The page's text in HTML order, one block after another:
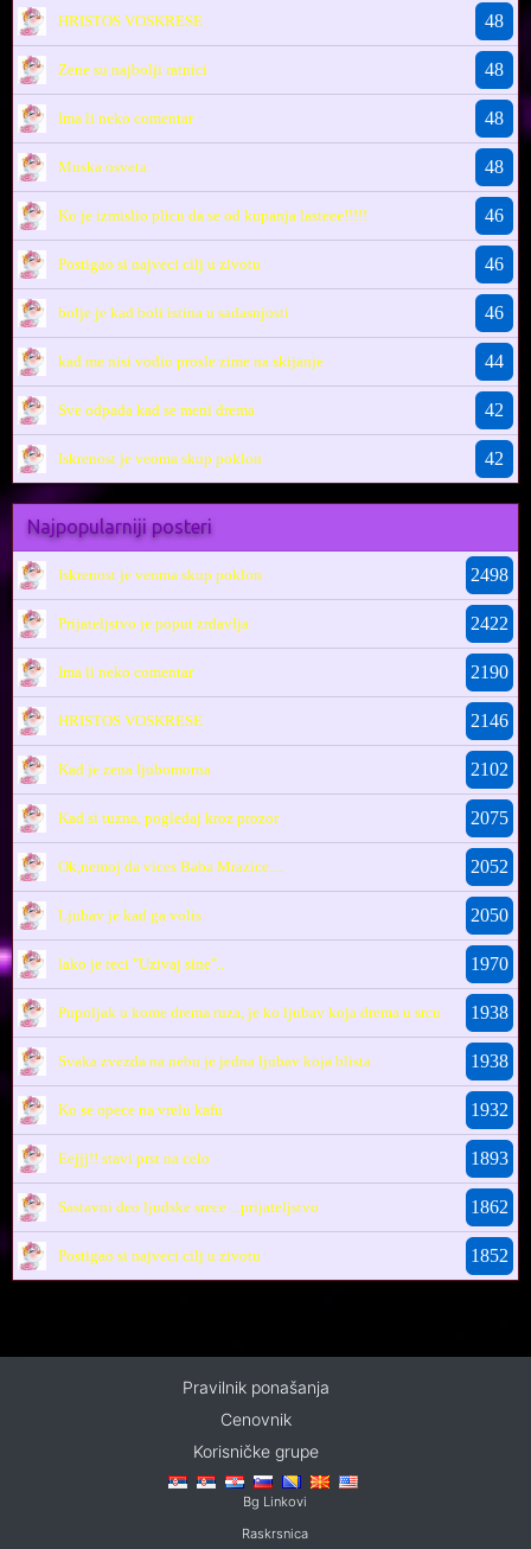
HRISTOS VOSKRESE 48
Zene su najbolji ratnici 48
Ima li neko comentar 48
Muska osveta. 48
Ko je izmislio plicu da se od kupanja lasteee!!!!! 46
Postigao si najveci cilj u zivotu 46
bolje je kad boli istina u sadasnjosti 46
kad me nisi vodio prosle zime na skijanje 44
Sve odpada kad se meni drema 42
Iskrenost je veoma skup poklon 42
Najpopularniji posteri
Iskrenost je veoma skup poklon 2498
Prijateljstvo je poput zrdavlja 2422
Ima li neko comentar 2190
HRISTOS VOSKRESE 2146
Kad je zena ljubomorna 2102
Kad si tuzna, pogledaj kroz prozor 2075
Ok,nemoj da vices Baba Mrazice.... 2052
Ljubav je kad ga volis 2050
lako je reci "Uzivaj sine".. 1970
Pupoljak u kome drema ruza, je ko ljubav koja drema u srcu 1938
Svaka zvezda na nebu je jedna ljubav koja blista 1938
Ko se opece na vrelu kafu 1932
Eejjj!! stavi prst na celo 1893
Sastavni deo ljudske srece ...prijateljstvo 1862
Postigao si najveci cilj u zivotu 1852
Pravilnik ponašanja
Cenovnik
Korisničke grupe
Bg Linkovi
Raskrsnica